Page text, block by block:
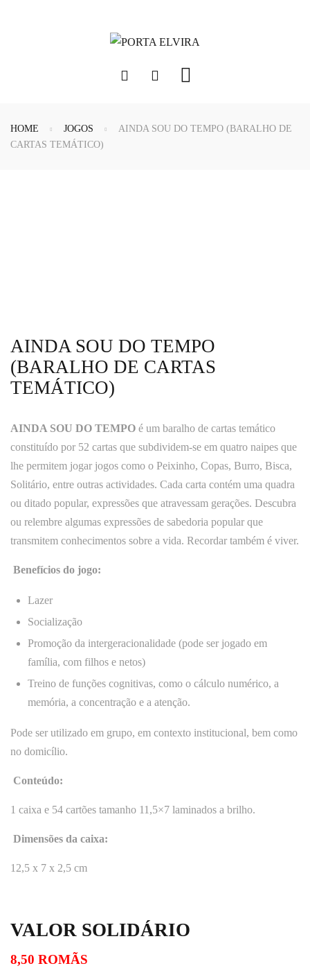
HOME JOGOS
AINDA SOU DO TEMPO (BARALHO DE
CARTAS TEMÁTICO)
AINDA SOU DO TEMPO
(BARALHO DE CARTAS
TEMÁTICO)
AINDA SOU DO TEMPO é um baralho de cartas temático
constituído por 52 cartas que subdividem-se em quatro naipes que
lhe permitem jogar jogos como o Peixinho, Copas, Burro, Bisca,
Solitário, entre outras actividades. Cada carta contém uma quadra
ou ditado popular, expressões que atravessam gerações. Descubra
ou relembre algumas expressões de sabedoria popular que
transmitem conhecimentos sobre a vida. Recordar também é viver.
Benefícios do jogo:
Lazer
Socialização
Promoção da intergeracionalidade (pode ser jogado em
família, com filhos e netos)
Treino de funções cognitivas, como o cálculo numérico, a
memória, a concentração e a atenção.
Pode ser utilizado em grupo, em contexto institucional, bem como
no domicílio.
Conteúdo:
1 caixa e 54 cartões tamanho 11,5×7 laminados a brilho.
Dimensões da caixa:
12,5 x 7 x 2,5 cm
VALOR SOLIDÁRIO
8,50 ROMÃS